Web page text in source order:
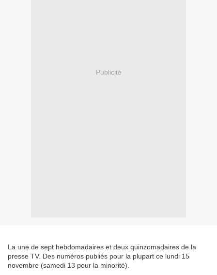
Publicité
La une de sept hebdomadaires et deux quinzomadaires de la
presse TV. Des numéros publiés pour la plupart ce lundi 15
novembre (samedi 13 pour la minorité).